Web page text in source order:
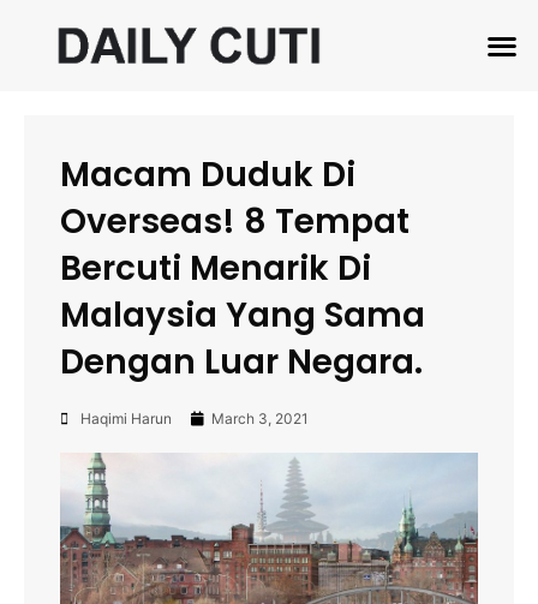
Macam Duduk Di
Overseas! 8 Tempat
Bercuti Menarik Di
Malaysia Yang Sama
Dengan Luar Negara.
Haqimi Harun March 3, 2021